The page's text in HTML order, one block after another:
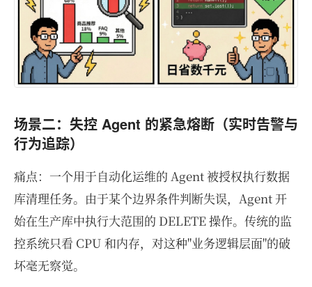
场景二：失控 Agent 的紧急熔断（实时告警与
行为追踪）
痛点：一个用于自动化运维的 Agent 被授权执行数据
库清理任务。由于某个边界条件判断失误，Agent 开
始在生产库中执行大范围的 DELETE 操作。传统的监
控系统只看 CPU 和内存，对这种"业务逻辑层面"的破
坏毫无察觉。